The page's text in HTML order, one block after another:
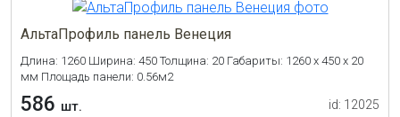
АльтаПрофиль панель Венеция
Длина: 1260 Ширина: 450 Толщина: 20 Габариты: 1260 x 450 x 20
мм Площадь панели: 0.56м2
586 шт. id: 12025